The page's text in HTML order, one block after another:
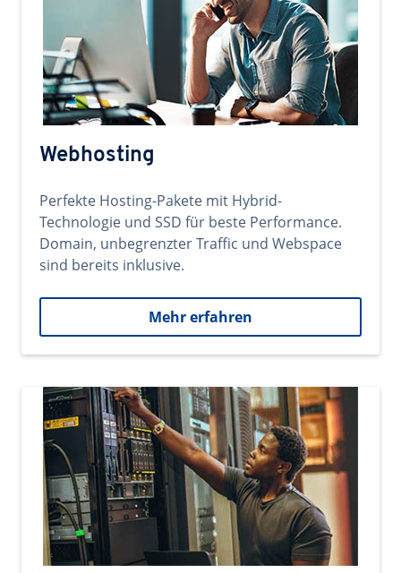
Webhosting
Perfekte Hosting-Pakete mit Hybrid-
Technologie und SSD für beste Performance.
Domain, unbegrenzter Traffic und Webspace
sind bereits inklusive.
Mehr erfahren